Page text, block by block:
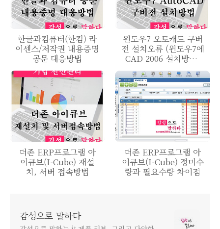
한글과컴퓨터(한컴) 라
이센스/저작권 내용증명
공문 대응방법
윈도우7 오토캐드 구버
전 설치오류 (윈도우7에
CAD 2006 설치방법-
Netframework1.1)
더존 ERP프로그램 아
이큐브(I-Cube) 재설
치, 서버 접속방법
더존 ERP프로그램 아
이큐브(I-Cube) 정미수
량과 필요수량 차이점
감성으로 말하다